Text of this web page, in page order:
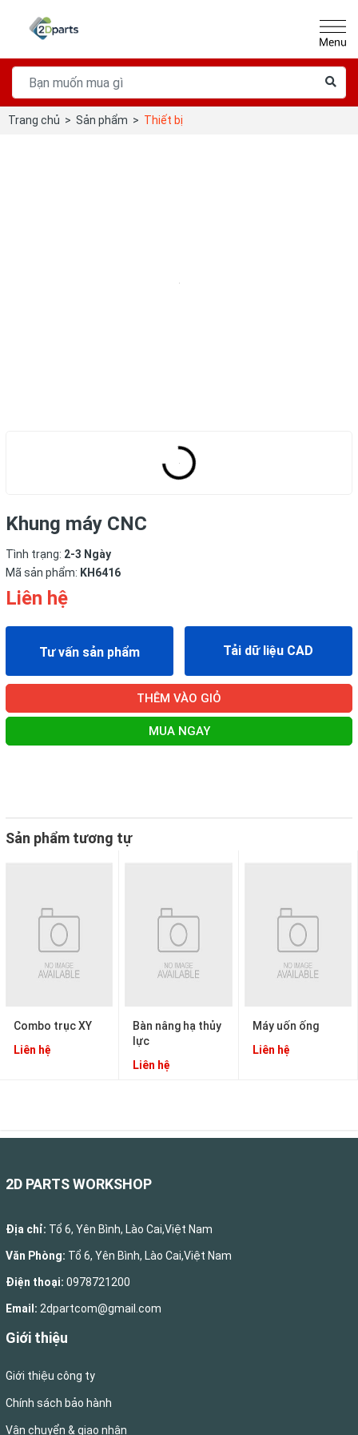
Trang chủ > Sản phẩm > Thiết bị
Khung máy CNC
Tình trạng: 2-3 Ngày
Mã sản phẩm: KH6416
Liên hệ
Tư vấn sản phẩm Tải dữ liệu CAD
THÊM VÀO GIỎ
MUA NGAY
Sản phẩm tương tự
Combo trục XY
Liên hệ
Bàn nâng hạ thủy
lực
Liên hệ
Máy uốn ống
Liên hệ
2D PARTS WORKSHOP
Địa chỉ: Tổ 6, Yên Bình, Lào Cai,Việt Nam
Văn Phòng: Tổ 6, Yên Bình, Lào Cai,Việt Nam
Điện thoại: 0978721200
Email: 2dpartcom@gmail.com
Giới thiệu
Giới thiệu công ty
Chính sách bảo hành
Vận chuyển & giao nhận